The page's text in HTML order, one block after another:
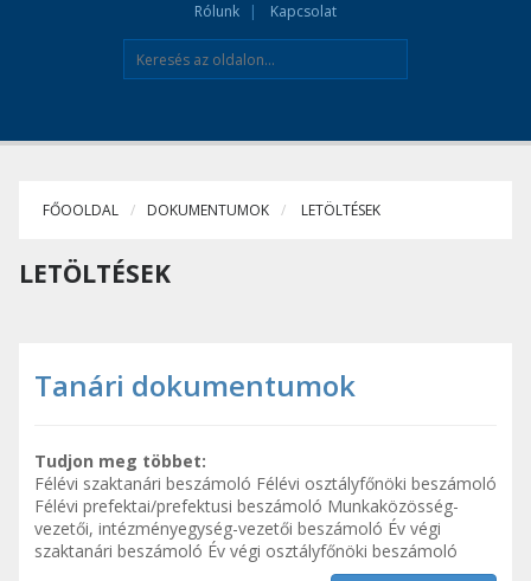
Rólunk Kapcsolat
FŐOOLDAL DOKUMENTUMOK LETÖLTÉSEK
LETÖLTÉSEK
Tanári dokumentumok
Tudjon meg többet:
Félévi szaktanári beszámoló Félévi osztályfőnöki beszámoló
Félévi prefektai/prefektusi beszámoló Munkaközösség-
vezetői, intézményegység-vezetői beszámoló Év végi
szaktanári beszámoló Év végi osztályfőnöki beszámoló